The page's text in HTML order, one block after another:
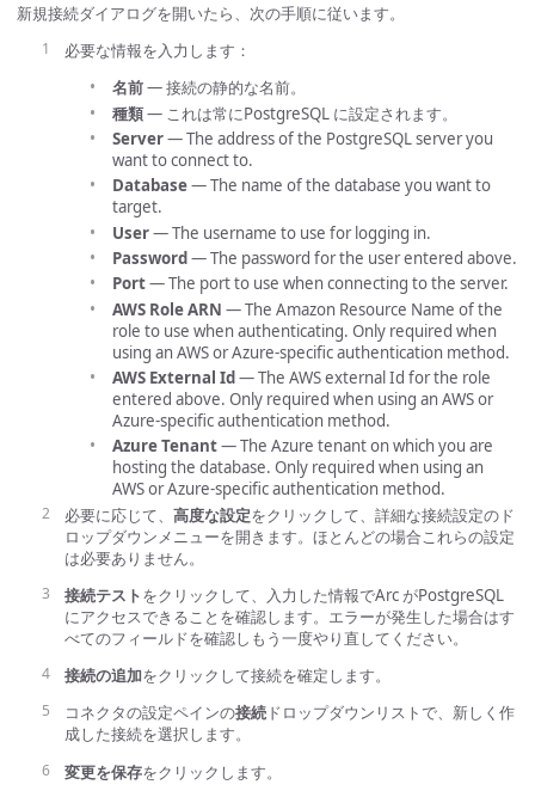
新規接続ダイアログを開いたら、次の手順に従います。
必要な情報を入力します：
名前— 接続の静的な名前。
種類— これは常にPostgreSQL に設定されます。
Server— The address of the PostgreSQL server you
want to connect to.
Database— The name of the database you want to
target.
User— The username to use for logging in.
Password— The password for the user entered above.
Port— The port to use when connecting to the server.
AWS Role ARN — The Amazon Resource Name of the
role to use when authenticating. Only required when
using an AWS or Azure-specific authentication method.
AWS External Id— The AWS external Id for the role
entered above. Only required when using an AWS or
Azure-specific authentication method.
Azure Tenant— The Azure tenant on which you are
hosting the database. Only required when using an
AWS or Azure-specific authentication method.
必要に応じて、 高度な設定をクリックして、詳細な接続設定のド
ロップダウンメニューを開きます。ほとんどの場合これらの設定
は必要ありません。
接続テストをクリックして、入力した情報でArc がPostgreSQL
にアクセスできることを確認します。エラーが発生した場合はす
べてのフィールドを確認しもう一度やり直してください。
接続の追加をクリックして接続を確定します。
コネクタの設定ペインの接続 ドロップダウンリストで、新しく作
成した接続を選択します。
変更を保存をクリックします。